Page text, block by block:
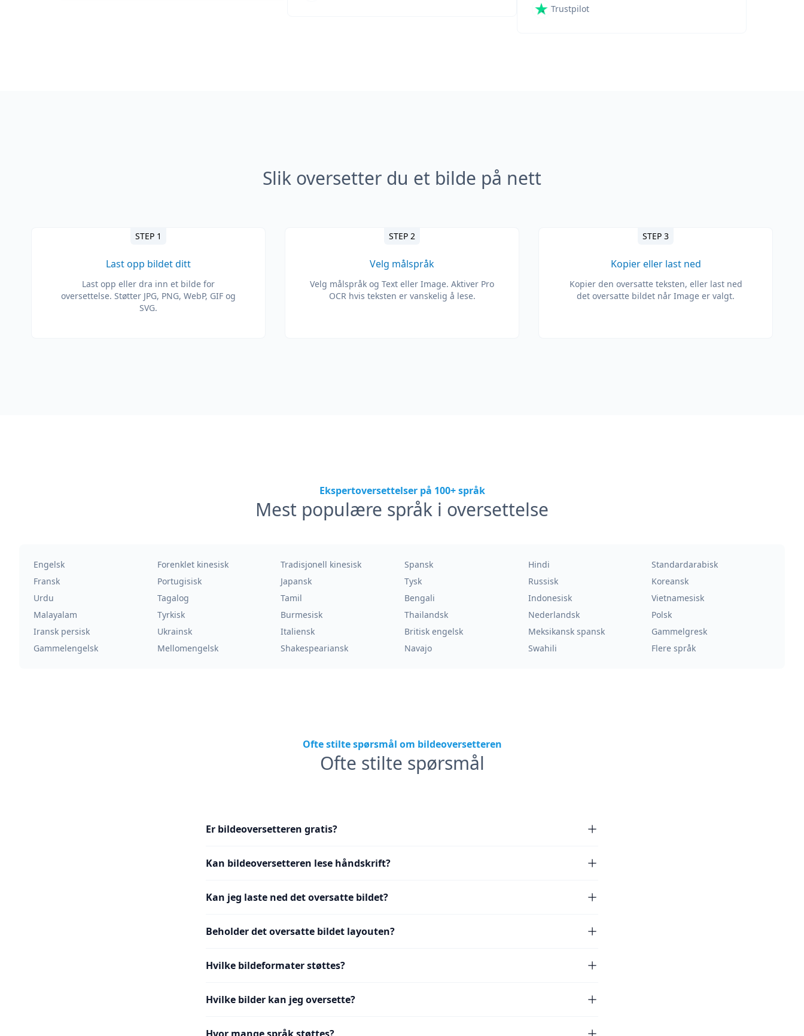
Trustpilot
Slik oversetter du et bilde på nett
STEP 1
Last opp bildet ditt
Last opp eller dra inn et bilde for
oversettelse. Støtter JPG, PNG, WebP, GIF og
SVG.
STEP 2
Velg målspråk
Velg målspråk og Text eller Image. Aktiver Pro
OCR hvis teksten er vanskelig å lese.
STEP 3
Kopier eller last ned
Kopier den oversatte teksten, eller last ned
det oversatte bildet når Image er valgt.
Ekspertoversettelser på 100+ språk
Mest populære språk i oversettelse
Engelsk Forenklet kinesisk Tradisjonell kinesisk Spansk Hindi
Standardarabisk
Fransk
Portugisisk Japansk Tysk Russisk
Koreansk
Urdu
Tagalog Tamil Bengali Indonesisk
Vietnamesisk
Malayalam
Tyrkisk Burmesisk Thailandsk Nederlandsk
Polsk
Iransk persisk
Ukrainsk Italiensk Britisk engelsk Meksikansk spansk
Gammelgresk
Gammelengelsk
Mellomengelsk Shakespeariansk Navajo Swahili Flere språk
Ofte stilte spørsmål om bildeoversetteren
Ofte stilte spørsmål
Er bildeoversetteren gratis?
Kan bildeoversetteren lese håndskrift?
Kan jeg laste ned det oversatte bildet?
Beholder det oversatte bildet layouten?
Hvilke bildeformater støttes?
Hvilke bilder kan jeg oversette?